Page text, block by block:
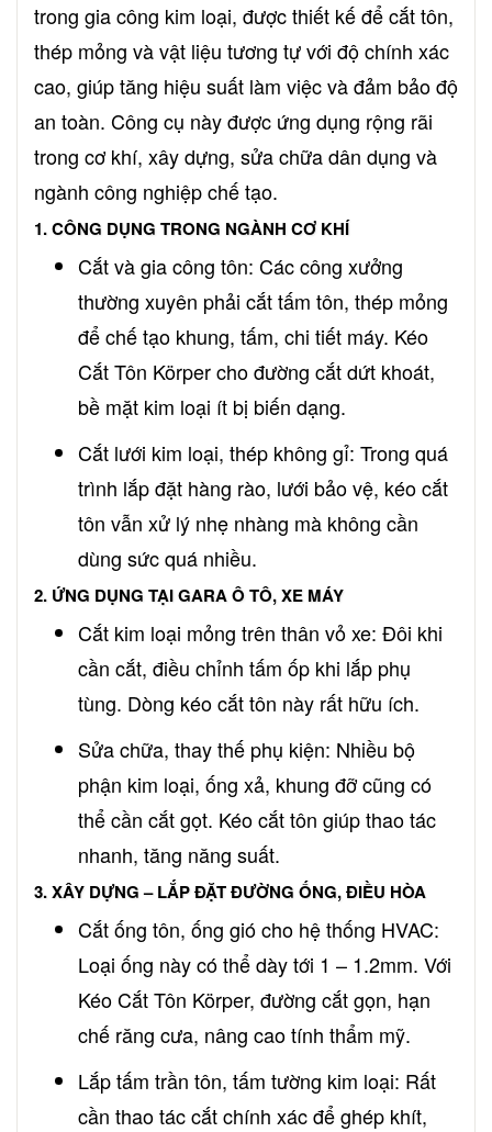
trong gia công kim loại, được thiết kế để cắt tôn,
thép mỏng và vật liệu tương tự với độ chính xác
cao, giúp tăng hiệu suất làm việc và đảm bảo độ
an toàn. Công cụ này được ứng dụng rộng rãi
trong cơ khí, xây dựng, sửa chữa dân dụng và
ngành công nghiệp chế tạo.
1. CÔNG DỤNG TRONG NGÀNH CƠ KHÍ
Cắt và gia công tôn: Các công xưởng
thường xuyên phải cắt tấm tôn, thép mỏng
để chế tạo khung, tấm, chi tiết máy. Kéo
Cắt Tôn Körper cho đường cắt dứt khoát,
bề mặt kim loại ít bị biến dạng.
Cắt lưới kim loại, thép không gỉ: Trong quá
trình lắp đặt hàng rào, lưới bảo vệ, kéo cắt
tôn vẫn xử lý nhẹ nhàng mà không cần
dùng sức quá nhiều.
2. ỨNG DỤNG TẠI GARA Ô TÔ, XE MÁY
Cắt kim loại mỏng trên thân vỏ xe: Đôi khi
cần cắt, điều chỉnh tấm ốp khi lắp phụ
tùng. Dòng kéo cắt tôn này rất hữu ích.
Sửa chữa, thay thế phụ kiện: Nhiều bộ
phận kim loại, ống xả, khung đỡ cũng có
thể cần cắt gọt. Kéo cắt tôn giúp thao tác
nhanh, tăng năng suất.
3. XÂY DỰNG – LẮP ĐẶT ĐƯỜNG ỐNG, ĐIỀU HÒA
Cắt ống tôn, ống gió cho hệ thống HVAC:
Loại ống này có thể dày tới 1 – 1.2mm. Với
Kéo Cắt Tôn Körper, đường cắt gọn, hạn
chế răng cưa, nâng cao tính thẩm mỹ.
Lắp tấm trần tôn, tấm tường kim loại: Rất
cần thao tác cắt chính xác để ghép khít,